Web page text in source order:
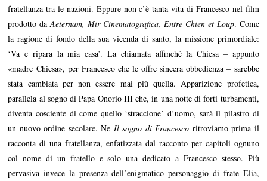
fratellanza tra le nazioni. Eppure non c’è tanta vita di Francesco nel film
prodotto daAeternam, Mir Cinematografica, Entre Chien et Loup. Come
la ragione di fondo della sua vicenda di santo, la missione primordiale:
‘Va e ripara la mia casa’. La chiamata affinché la Chiesa – appunto
«madre Chiesa», per Francesco che le offre sincera obbedienza – sarebbe
stata cambiata per non essere mai più quella. Apparizione profetica,
parallela al sogno di Papa Onorio III che, in una notte di forti turbamenti,
diventa cosciente di come quello ‘straccione’ d’uomo, sarà il pilastro di
un nuovo ordine secolare. Ne Il sogno di Francesco ritroviamo prima il
racconta di una fratellanza, enfatizzata dal racconto per capitoli ognuno
col nome di un fratello e solo una dedicato a Francesco stesso. Più
pervasiva invece la presenza dell’enigmatico personaggio di frate Elia,